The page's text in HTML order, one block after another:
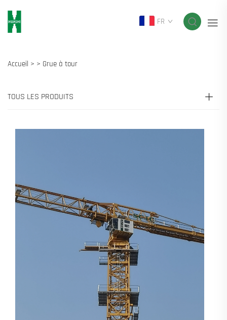
FR
Accueil > > Grue à tour
TOUS LES PRODUITS